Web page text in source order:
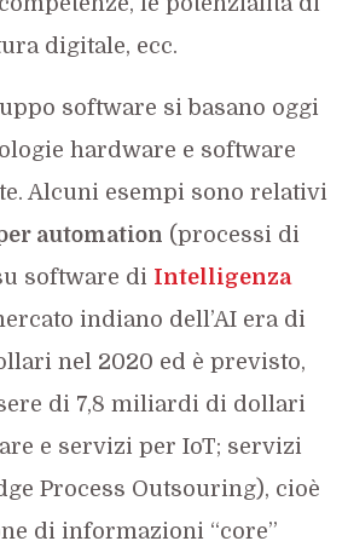
digitale, ecc.
software si basano oggi
hardware e software
Alcuni esempi sono relativi
automation (processi di
software di Intelligenza
indiano dell’AI era di
nel 2020 ed è previsto,
di 7,8 miliardi di dollari
e servizi per IoT; servizi
Process Outsouring), cioè
di informazioni “core”